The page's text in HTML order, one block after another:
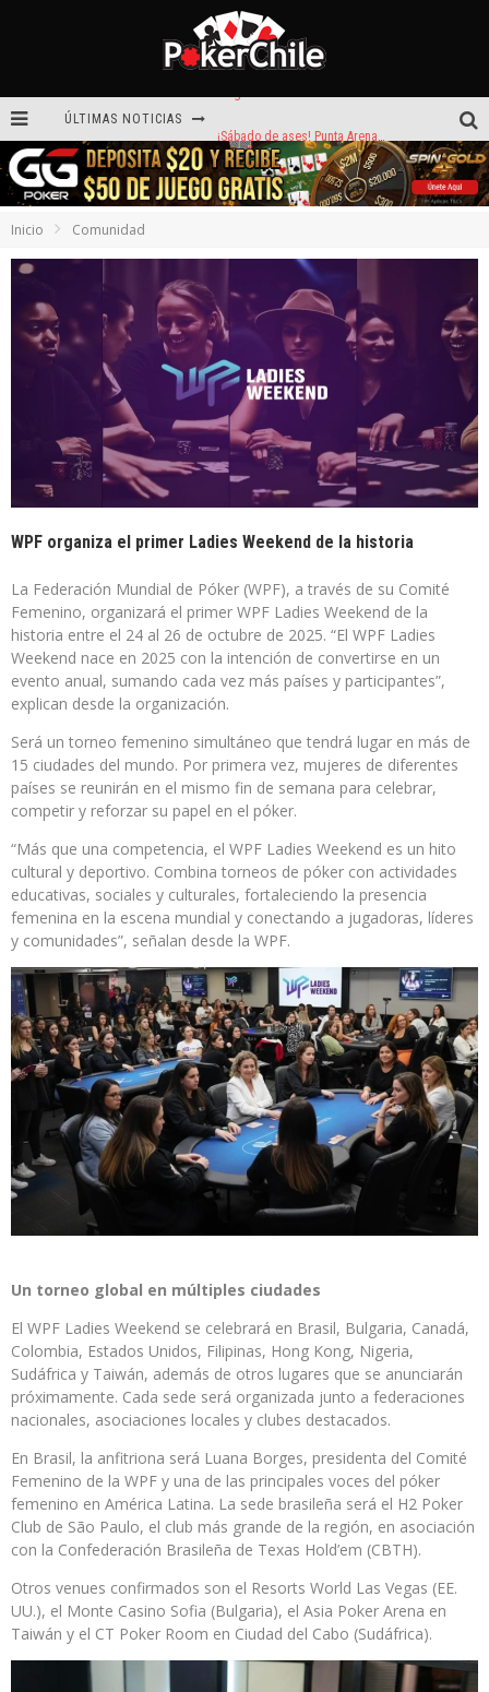
ÚLTIMAS NOTICIAS
ROAD TO CLSOP Puerto Plata, satélite a Main Event.
Carlos Faúndez aceleró hasta la victoria en el Turbo de Dreams Temuco
La generación dorada de 2011: el año en que Chile conquistó el póker internacional
Inicio Comunidad
WPF organiza el primer Ladies Weekend de la historia
La Federación Mundial de Póker (WPF), a través de su Comité
Femenino, organizará el primer WPF Ladies Weekend de la
historia entre el 24 al 26 de octubre de 2025. “El WPF Ladies
Weekend nace en 2025 con la intención de convertirse en un
evento anual, sumando cada vez más países y participantes”,
explican desde la organización.
Será un torneo femenino simultáneo que tendrá lugar en más de
15 ciudades del mundo. Por primera vez, mujeres de diferentes
países se reunirán en el mismo fin de semana para celebrar,
competir y reforzar su papel en el póker.
“Más que una competencia, el WPF Ladies Weekend es un hito
cultural y deportivo. Combina torneos de póker con actividades
educativas, sociales y culturales, fortaleciendo la presencia
femenina en la escena mundial y conectando a jugadoras, líderes
y comunidades”, señalan desde la WPF.
Un torneo global en múltiples ciudades
El WPF Ladies Weekend se celebrará en Brasil, Bulgaria, Canadá,
Colombia, Estados Unidos, Filipinas, Hong Kong, Nigeria,
Sudáfrica y Taiwán, además de otros lugares que se anunciarán
próximamente. Cada sede será organizada junto a federaciones
nacionales, asociaciones locales y clubes destacados.
En Brasil, la anfitriona será Luana Borges, presidenta del Comité
Femenino de la WPF y una de las principales voces del póker
femenino en América Latina. La sede brasileña será el H2 Poker
Club de São Paulo, el club más grande de la región, en asociación
con la Confederación Brasileña de Texas Hold’em (CBTH).
Otros venues confirmados son el Resorts World Las Vegas (EE.
UU.), el Monte Casino Sofia (Bulgaria), el Asia Poker Arena en
Taiwán y el CT Poker Room en Ciudad del Cabo (Sudáfrica).